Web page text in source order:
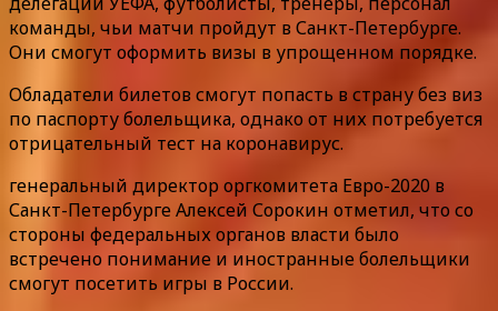
команды, чьи матчи пройдут в Санкт-Петербурге.
Они смогут оформить визы в упрощенном порядке.
Обладатели билетов смогут попасть в страну без виз
по паспорту болельщика, однако от них потребуется
отрицательный тест на коронавирус.
генеральный директор оргкомитета Евро-2020 в
Санкт-Петербурге Алексей Сорокин отметил, что со
стороны федеральных органов власти было
встречено понимание и иностранные болельщики
смогут посетить игры в России.